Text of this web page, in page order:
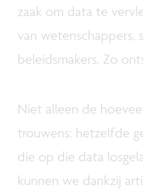
zaak om data te
van wetenschappers,
beleidsmakers. Zo
Niet alleen de
trouwens: hetzelfde
die op die data
kunnen we dankzij